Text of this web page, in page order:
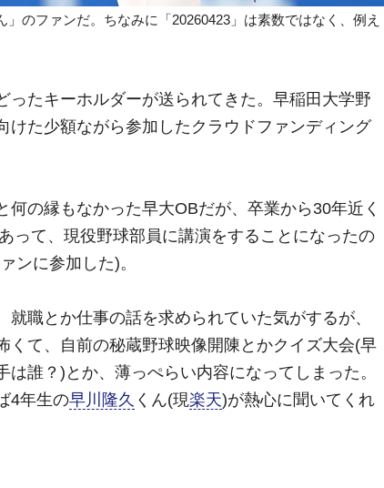
」のファンだ。ちなみに「20260423」は素数ではなく、例え
たキーホルダーが送られてきた。早稲田大学野
けた少額ながら参加したクラウドファンディング
の縁もなかった早大OBだが、卒業から30年近く
って、現役野球部員に講演をすることになったの
ンに参加した)。
職とか仕事の話を求められていた気がするが、
くて、自前の秘蔵野球映像開陳とかクイズ大会(早
は誰？)とか、薄っぺらい内容になってしまった。
4年生の早川隆久 くん(現楽天)が熱心に聞いてくれ